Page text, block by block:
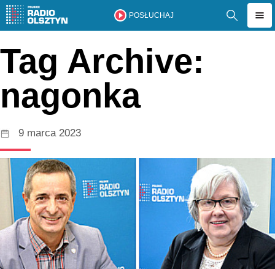
POSŁUCHAJ
Tag Archive:
nagonka
9 marca 2023